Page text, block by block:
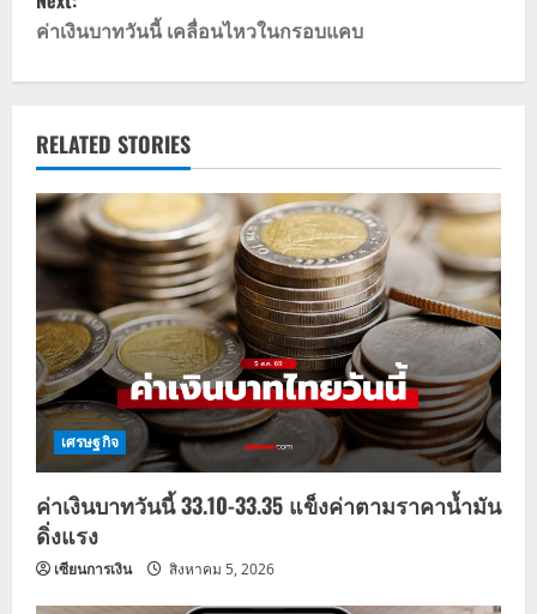
s
a
v
i
g
a
t
i
o
n
ค่าเงินบาทวันนี้ เคลื่อนไหวในกรอบแคบ
RELATED STORIES
เศรษฐกิจ
ค่าเงินบาทวันนี้ 33.10-33.35 แข็งค่าตามราคาน้ำมัน
ดิ่งแรง
เซียนการเงิน สิงหาคม 5, 2026